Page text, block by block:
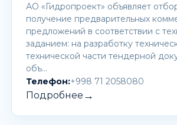
АО «Гидропроект» объявляет
получение предварительных
предложений в соответствии с
заданием: на разработку
технической части тендерной
объ…
Телефон:+998 71 2058080
Подробнее →